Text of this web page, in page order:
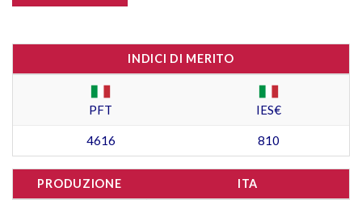
INDICI DI MERITO
PFT IES€
4616 810
PRODUZIONE ITA